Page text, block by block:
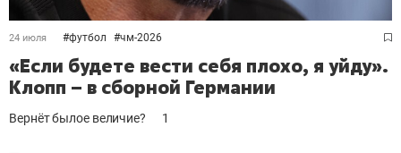
24 июля #футбол #чм-2026
«Если будете вести себя плохо, я уйду».
Клопп – в сборной Германии
Вернёт былое величие? 1